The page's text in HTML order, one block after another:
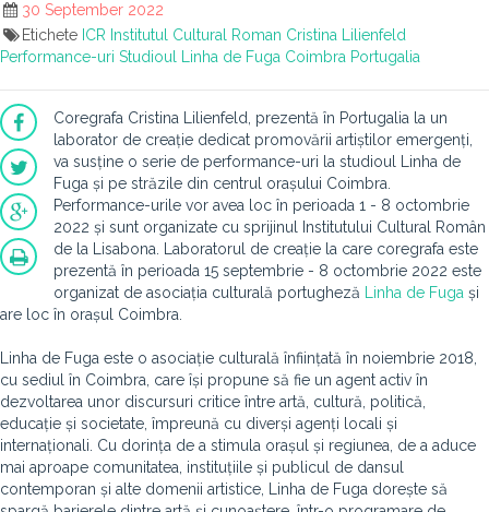
30 September 2022
Etichete ICR Institutul Cultural Roman Cristina Lilienfeld
Performance-uri Studioul Linha de Fuga Coimbra Portugalia
Coregrafa Cristina Lilienfeld, prezentă în Portugalia la un
laborator de creație dedicat promovării artiștilor emergenți,
va susține o serie de performance-uri la studioul Linha de
Fuga și pe străzile din centrul orașului Coimbra.
Performance-urile vor avea loc în perioada 1 - 8 octombrie
2022 și sunt organizate cu sprijinul Institutului Cultural Român
de la Lisabona. Laboratorul de creație la care coregrafa este
prezentă în perioada 15 septembrie - 8 octombrie 2022 este
organizat de asociația culturală portugheză
Linha de Fuga și
are loc în orașul Coimbra.
Linha de Fuga este o asociație culturală înființată în noiembrie 2018,
cu sediul în Coimbra, care își propune să fie un agent activ în
dezvoltarea unor discursuri critice între artă, cultură, politică,
educație și societate, împreună cu diverși agenți locali și
internaționali. Cu dorința de a stimula orașul și regiunea, de a aduce
mai aproape comunitatea, instituțiile și publicul de dansul
contemporan și alte domenii artistice, Linha de Fuga dorește să